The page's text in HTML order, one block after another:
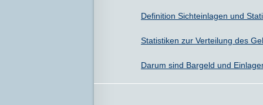
Definition Sichteinlagen und
Statistiken zur Verteilung des
Darum sind Bargeld und